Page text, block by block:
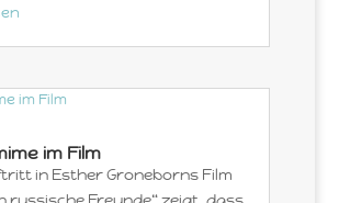
im Film
in Esther Groneborns Film